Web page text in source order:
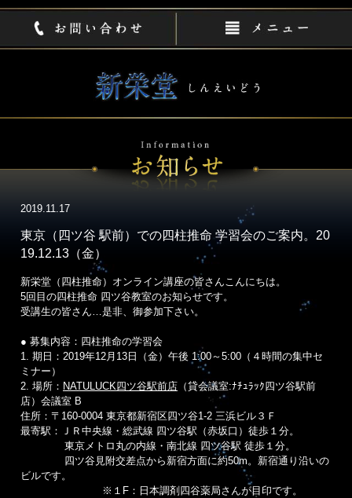
2019.11.17
東京（四ツ谷 駅前）での四柱推命 学習会のご案内。20
19.12.13（金）
新栄堂（四柱推命）オンライン講座の皆さんこんにちは。
5回目の四柱推命 四ツ谷教室のお知らせです。
受講生の皆さん…是非、御参加下さい。
● 募集内容：四柱推命の学習会
1. 期日：2019年12月13日（金）午後 1:00～5:00（４時間の集中セ
ミナー）
2. 場所： NATULUCK四ツ谷駅前店 （貸会議室:ﾅﾁｭﾗｯｸ四ツ谷駅前
店）会議室 B
住所：〒160-0004 東京都新宿区四ツ谷1-2 三浜ビル３Ｆ
最寄駅：ＪＲ中央線・総武線 四ツ谷駅（赤坂口）徒歩１分。
東京メトロ丸の内線・南北線 四ツ谷駅 徒歩１分。
四ツ谷見附交差点から新宿方面に約50m。新宿通り沿いの
ビルです。
※１F：日本調剤四谷薬局さんが目印です。